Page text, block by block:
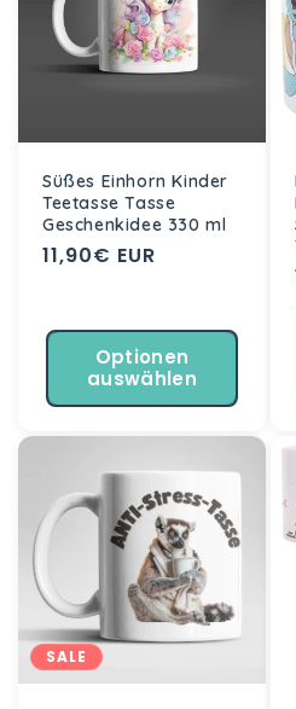
Süßes Einhorn Kinder
Teetasse Tasse
Geschenkidee 330 ml
Normaler
11,90€ EUR
Optionen
auswählen
SALE